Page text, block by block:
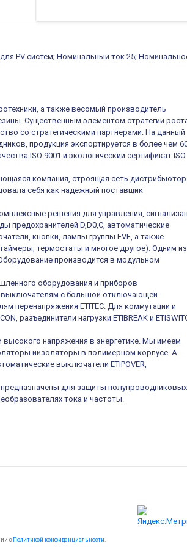
PV систем; Номинальный ток 25;
а также весомый производитель
Существенным элементом стратегии
со стратегическими партнерами. На данный
продукция экспортируется в более чем
ISO 9001 и экологический сертификат ISO
компания, строящая сеть
себя как надежный поставщик
решения для управления,
предохранителей D,D0,C, автоматические
кнопки, лампы группы EVE, а также
термостаты и многое другое). Одним из
производится в модульном
оборудования и приборов
выключателям с большой отключающей
перенапряжения ETITEC. Для коммутации и
разъединители нагрузки ETIBREAK и
высокого напряжения в энергетике. Мы имеем
иизоляторы в полимерном корпусе. А
выключатели ETIPOVER,
предназначены для защиты полупроводниковых
тока и частоты.
с Политикой конфиденциальности.